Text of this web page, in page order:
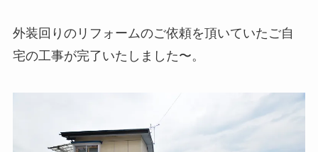
外装回りのリフォームのご依頼を頂いていたご自
宅の工事が完了いたしました〜。